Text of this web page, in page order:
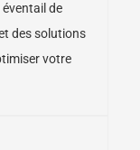
de
des solutions
votre